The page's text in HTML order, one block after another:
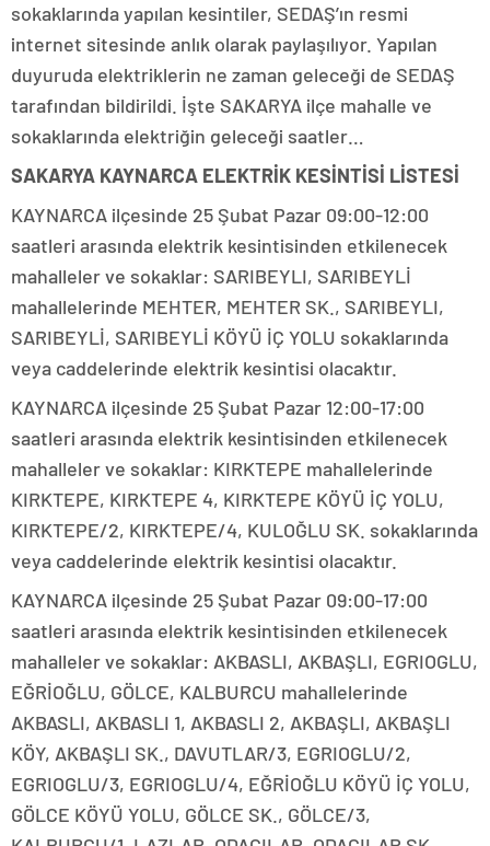
sokaklarında yapılan kesintiler, SEDAŞ’ın resmi
internet sitesinde anlık olarak paylaşılıyor. Yapılan
duyuruda elektriklerin ne zaman geleceği de SEDAŞ
tarafından bildirildi. İşte SAKARYA ilçe mahalle ve
sokaklarında elektriğin geleceği saatler…
SAKARYA KAYNARCA ELEKTRİK KESİNTİSİ LİSTESİ
KAYNARCA ilçesinde 25 Şubat Pazar 09:00-12:00
saatleri arasında elektrik kesintisinden etkilenecek
mahalleler ve sokaklar: SARIBEYLI, SARIBEYLİ
mahallelerinde MEHTER, MEHTER SK., SARIBEYLI,
SARIBEYLİ, SARIBEYLİ KÖYÜ İÇ YOLU sokaklarında
veya caddelerinde elektrik kesintisi olacaktır.
KAYNARCA ilçesinde 25 Şubat Pazar 12:00-17:00
saatleri arasında elektrik kesintisinden etkilenecek
mahalleler ve sokaklar: KIRKTEPE mahallelerinde
KIRKTEPE, KIRKTEPE 4, KIRKTEPE KÖYÜ İÇ YOLU,
KIRKTEPE/2, KIRKTEPE/4, KULOĞLU SK. sokaklarında
veya caddelerinde elektrik kesintisi olacaktır.
KAYNARCA ilçesinde 25 Şubat Pazar 09:00-17:00
saatleri arasında elektrik kesintisinden etkilenecek
mahalleler ve sokaklar: AKBASLI, AKBAŞLI, EGRIOGLU,
EĞRİOĞLU, GÖLCE, KALBURCU mahallelerinde
AKBASLI, AKBASLI 1, AKBASLI 2, AKBAŞLI, AKBAŞLI
KÖY, AKBAŞLI SK., DAVUTLAR/3, EGRIOGLU/2,
EGRIOGLU/3, EGRIOGLU/4, EĞRİOĞLU KÖYÜ İÇ YOLU,
GÖLCE KÖYÜ YOLU, GÖLCE SK., GÖLCE/3,